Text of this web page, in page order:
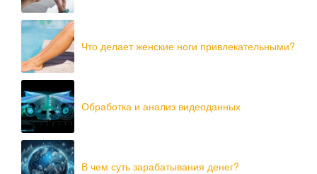
Что делает женские ноги привлекательными?
Обработка и анализ видеоданных
В чем суть зарабатывания денег?